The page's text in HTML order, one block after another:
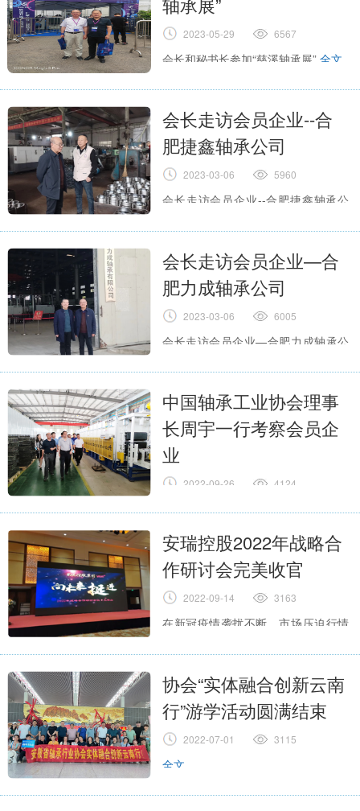
2023-05-29 6567
会长和秘书长参加“慈溪轴承展” 全文
会长走访会员企业--合
肥捷鑫轴承公司
2023-03-06 5960
会长走访会员企业--合肥捷鑫轴承公
会长走访会员企业—合
肥力成轴承公司
2023-03-06 6005
会长走访会员企业—合肥力成轴承公
中国轴承工业协会理事
长周宇一行考察会员企
业
2022-09-26 4124
安瑞控股2022年战略合
作研讨会完美收官
2022-09-14 3163
在新冠疫情袭扰不断、市场压迫行情
协会“实体融合创新云南
行”游学活动圆满结束
2022-07-01 3115
全文